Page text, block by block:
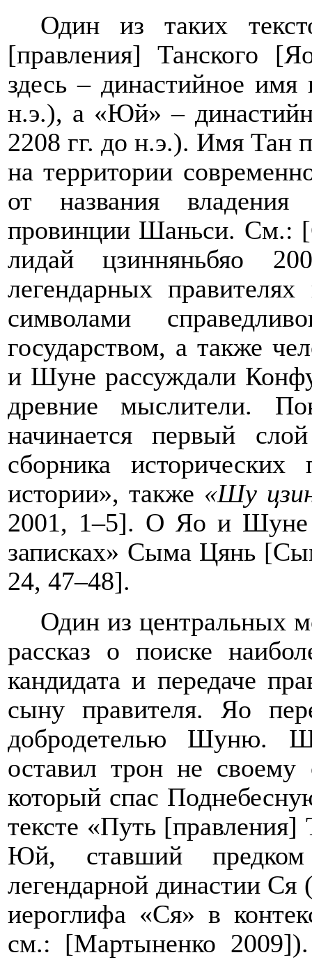
Один из таких
[правления] Танского
здесь – династийное
н.э.), а «Юй» –
2208 гг. до н.э.). Имя Тан
на территории
от названия владения
провинции Шаньси. См.: [
лидай цзинняньбяо
легендарных
символами
государством, а также
и Шуне рассуждали
древние мыслители.
начинается первый
сборника
истории», также «Шу
2001, 1–5]. О Яо и Шуне
записках» Сыма Цянь [
24, 47–48].
Один из центральных
рассказ о поиске
кандидата и передаче
сыну правителя. Яо
добродетелью Шуню.
оставил трон не
который спас
тексте «Путь
Юй, ставший
легендарной династии Ся
иероглифа «Ся» в
см.: [Мартыненко